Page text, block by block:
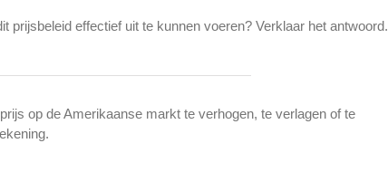
prijsbeleid effectief uit te kunnen voeren? Verklaar het antwoord.
op de Amerikaanse markt te verhogen, te verlagen of te